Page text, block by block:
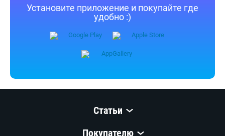
Установите приложение и покупайте где
удобно :)
Статьи
Покупателю